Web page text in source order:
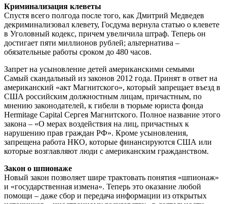
Криминализация клеветы
Спустя всего полгода после того, как Дмитрий Медведев
декриминализовал клевету, Госдума вернула статью о клевете
в Уголовный кодекс, причем увеличила штраф. Теперь он
достигает пяти миллионов рублей; альтернатива –
обязательные работы сроком до 480 часов.
Запрет на усыновление детей американскими семьями
Самый скандальный из законов 2012 года. Принят в ответ на
американский «акт Магнитского», который запрещает въезд в
США российским должностным лицам, причастным, по
мнению законодателей, к гибели в тюрьме юриста фонда
Hermitage Capital Сергея Магнитского. Полное название этого
закона – «О мерах воздействия на лиц, причастных к
нарушению прав граждан РФ». Кроме усыновления,
запрещена работа НКО, которые финансируются США или
которые возглавляют люди с американским гражданством.
Закон о шпионаже
Новый закон позволяет шире трактовать понятия «шпионаж»
и «государственная измена». Теперь это оказание любой
помощи – даже сбор и передача информации из открытых